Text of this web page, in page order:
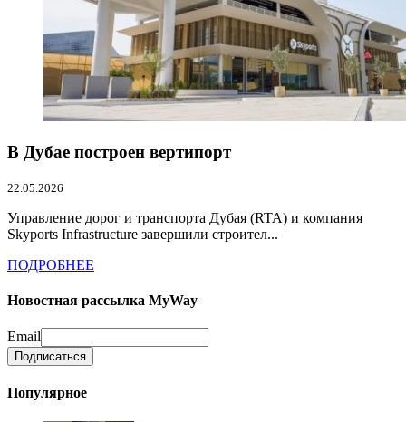
В Дубае построен вертипорт
22.05.2026
Управление дорог и транспорта Дубая (RTA) и компания
Skyports Infrastructure завершили строител...
ПОДРОБНЕЕ
Новостная рассылка MyWay
Email
Популярное